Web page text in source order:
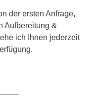
der ersten Anfrage,
Aufbereitung &
ich Ihnen jederzeit